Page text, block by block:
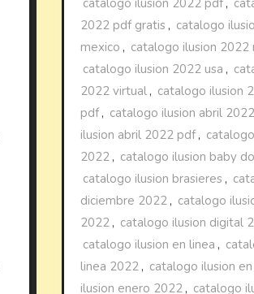
catálogo ilusión 2022 pdf,
2022 pdf gratis , catalogo
mexico , catalogo ilusion 2022
catalogo ilusion 2022 usa ,
2022 virtual , catalogo ilusion
pdf, catalogo ilusion abril 2022
ilusion abril 2022 pdf,
2022 , catalogo ilusion baby
catalogo ilusion brasieres ,
diciembre 2022 , catalogo
2022 , catalogo ilusion digital
catalogo ilusion en linea ,
linea 2022 , catalogo ilusion
ilusion enero 2022 , catalogo